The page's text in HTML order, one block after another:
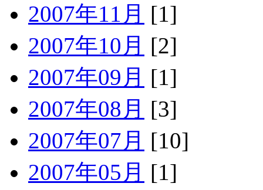
2007年11月 [1]
2007年10月 [2]
2007年09月 [1]
2007年08月 [3]
2007年07月 [10]
2007年05月 [1]